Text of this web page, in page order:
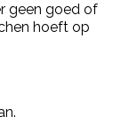
geen goed of
hoeft op